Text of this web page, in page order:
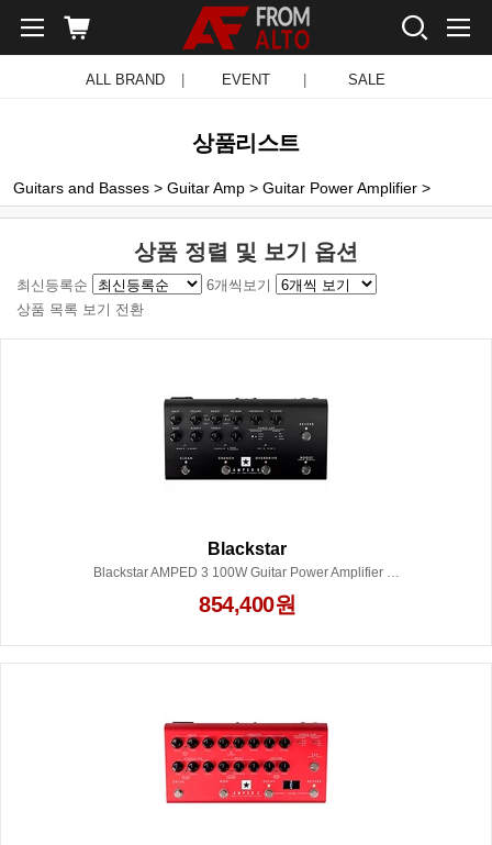
ALL BRAND EVENT SALE
상품리스트
Guitars and Basses > Guitar Amp > Guitar Power Amplifier >
상품 정렬 및 보기 옵션
최신등록순
6개씩보기
상품 목록 보기 전환
Blackstar
Blackstar AMPED 3 100W Guitar Power Amplifier With 3 Channels Black
854,400원